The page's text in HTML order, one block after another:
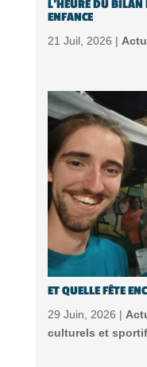
L’HEURE DU BILAN
ENFANCE
21 Juil, 2026 |
ET QUELLE FÊTE
29 Juin, 2026 |
culturels et